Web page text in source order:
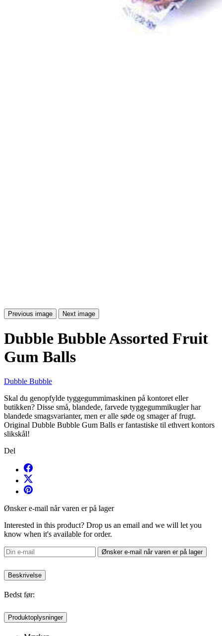
Previous image Next image
Dubble Bubble Assorted Fruit
Gum Balls
Dubble Bubble
Skal du genopfylde tyggegummimaskinen på kontoret eller
butikken? Disse små, blandede, farvede tyggegummikugler har
blandede smagsvarianter, men er alle søde og smager af frugt.
Original Dubble Bubble Gum Balls er fantastiske til ethvert kontors
slikskål!
Del
Ønsker e-mail når varen er på lager
Interested in this product? Drop us an email and we will let you
know when it's available for order.
Ønsker e-mail når varen er på lager
Beskrivelse
Bedst før:
Produktoplysninger